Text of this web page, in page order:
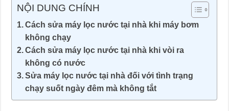
NỘI DUNG CHÍNH
Cách sửa máy lọc nước tại nhà khi máy bơm
không chạy
Cách sửa máy lọc nước tại nhà khi vòi ra
không có nước
Sửa máy lọc nước tại nhà đối với tình trạng
chạy suốt ngày đêm mà không tắt